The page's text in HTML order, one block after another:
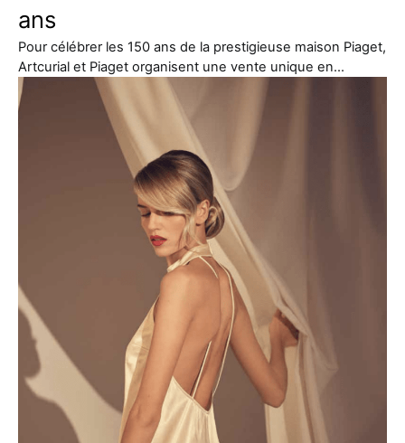
ans
Pour célébrer les 150 ans de la prestigieuse maison Piaget,
Artcurial et Piaget organisent une vente unique en…